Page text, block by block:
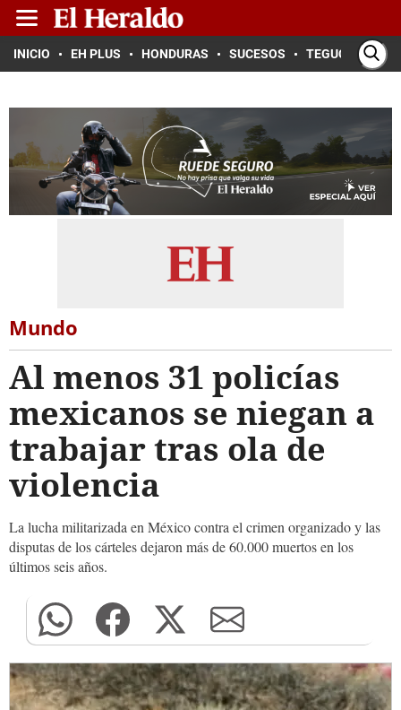
INICIO EH PLUS HONDURAS SUCESOS TEGUCIGALPA
Mundo
Al menos 31 policías
mexicanos se niegan a
trabajar tras ola de
violencia
La lucha militarizada en México contra el crimen organizado y las
disputas de los cárteles dejaron más de 60.000 muertos en los
últimos seis años.